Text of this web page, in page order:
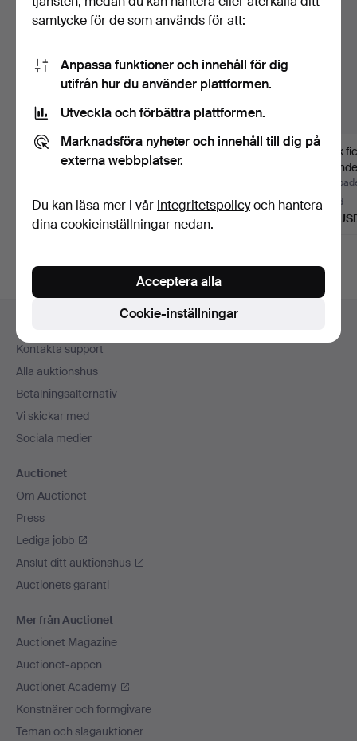
episk, män, fickur,
skelett.
18 bud
173 USD
Avance Retard.
15 bud
150 USD
Antik
8 bud
192
Sidfotsnavigation
Kontakta support
Alla auktionshus
Betalningsalternativ
Vi skickar med
Sociala medier
Auctionet
Om Auctionet
Press
Lediga jobb
Anslut ditt auktionshus
Auctionets garanti
Mer från Auctionet
Auctionet Magazine
Auctionet-appen
Auctionet Academy
Konstnärer och formgivare
Teman och slagauktioner
samtycke för de som används för att:
Anpassa funktioner och innehåll för dig
utifrån hur du använder plattformen.
Utveckla och förbättra plattformen.
Marknadsföra nyheter och innehåll till dig på
externa webbplatser.
Du kan läsa mer i vår integritetspolicyoch hantera
dina cookieinställningar nedan.
Cookie-inställningar
Acceptera alla